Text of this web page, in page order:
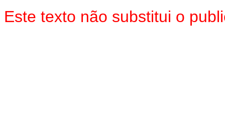
Este texto não substitui o